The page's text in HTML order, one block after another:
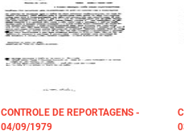
CONTROLE DE REPORTAGENS -
04/09/1979